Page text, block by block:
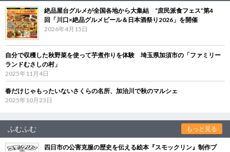
絶品屋台グルメが全国各地から大集結 “庶民派食フェス”第4
回「川口×絶品グルメビール＆日本酒祭り2026」を開催
2026年4月15日
自分で収穫した秋野菜を使って芋煮作りを体験 埼玉県加須市の「ファミリー
ランドむさしの村」
2025年11月4日
春だけじゃもったいないさくらの名所、加治川で秋のマルシェ
2025年10月23日
ふむふむ もっと見る
四日市の公害克服の歴史を伝える絵本『スモックリン』制作プ